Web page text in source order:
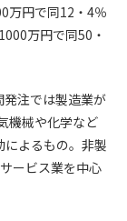
個人情報保護方針
万円で同12・4％
万円で同50・
注では製造業が
機械や化学など
よるもの。非製
ービス業を中心
されることが
示した時点で直
手続きを完了
した者が以下